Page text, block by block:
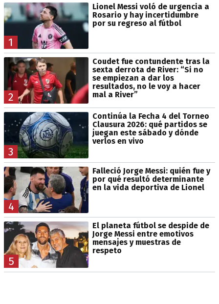
1
Lionel Messi voló de urgencia a
Rosario y hay incertidumbre
por su regreso al fútbol
2
Coudet fue contundente tras la
sexta derrota de River: “Si no
se empiezan a dar los
resultados, no le voy a hacer
mal a River”
3
Continúa la Fecha 4 del Torneo
Clausura 2026: qué partidos se
juegan este sábado y dónde
verlos en vivo
4
Falleció Jorge Messi: quién fue y
por qué resultó determinante
en la vida deportiva de Lionel
5
El planeta fútbol se despide de
Jorge Messi entre emotivos
mensajes y muestras de
respeto